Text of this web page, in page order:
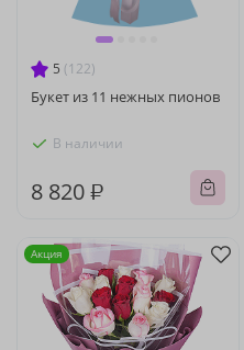
5 (122)
Букет из 11 нежных пионов
В наличии
8 820 ₽
Акция